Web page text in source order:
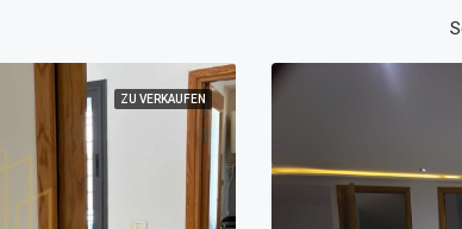
ZU VERKAUFEN